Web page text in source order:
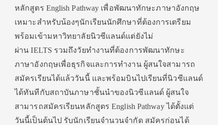
หลักสูตร English Pathway เพื่อพัฒนาทักษะภาษาอังกฤษ
เหมาะสำหรับน้องๆนักเรียนนักศึกษาที่ต้องการเตรียม
พร้อมเข้ามหาวิทยาลัยนิวซีแลนด์แต่ยังไม่
ผ่าน IELTS รวมถึงวัยทำงานที่ต้องการพัฒนาทักษะ
ภาษาอังกฤษเพื่อธุรกิจและการทำงาน ผู้สนใจสามารถ
สมัครเรียนได้แล้ววันนี้ และพร้อมบินไปเรียนที่นิวซีแลนด์
ได้ทันทีกับสถาบันภาษาชั้นนำของนิวซีแลนด์ ผู้สนใจ
สามารถสมัครเรียนหลักสูตร English Pathway ได้ตั้งแต่
วันนี้เป็นต้นไป รับนักเรียนจำนวนจำกัด สมัครก่อนได้